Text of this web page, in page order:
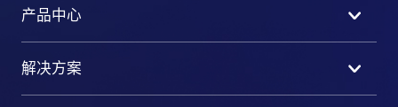
产品中心
解决方案